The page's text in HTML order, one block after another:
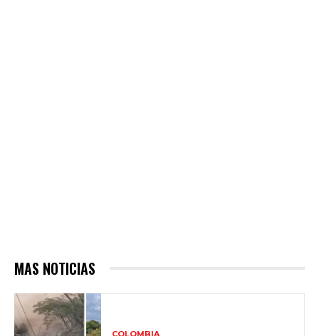
MAS NOTICIAS
COLOMBIA